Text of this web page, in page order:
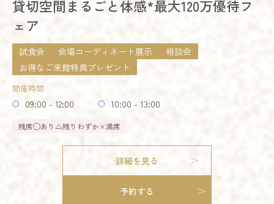
試食会 会場コーディネート展示
相談会
お得なご来館特典プレゼント
10:00 - 13:00
15:00 - 18:00
オススメ 残りわずか
会場コーディネート展示
婚礼アイテム展示
18:00 - 21:00
残席◯あり △残りわずか
詳細を見る
貸切空間まるごと体感*最大120万優待フ
ェア
試食会 会場コーディネート展示
相談会
お得なご来館特典プレゼント
開催時間
09:00 - 12:00 10:00 - 13:00
残席◯あり △残りわずか×満席
詳細を見る
予約する